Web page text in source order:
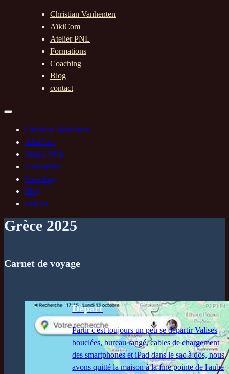
Christian Vanhenten
AïkiCom
Atelier PNL
Formations
Coaching
Blog
contact
Christian Vanhenten
AïkiCom
Atelier PNL
Formations
Coaching
Blog
contact
Grèce 2025
Carnet de voyage
Départ
Partir c'est toujours un peu se départir Valises
bouclées, bureau rangé, cables de chargement
des smartphones et iPad dans le sac à dos, nous
avons quitté la maison à la fine pointe de l'aube